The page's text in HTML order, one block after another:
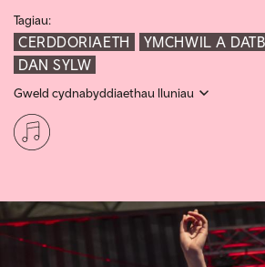
Tagiau:
CERDDORIAETH
YMCHWIL A
DAN SYLW
Gweld cydnabyddiaethau lluniau